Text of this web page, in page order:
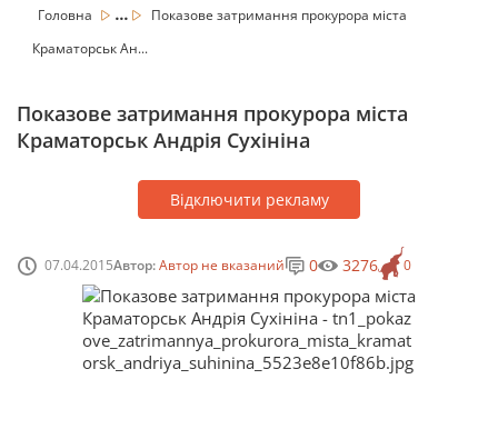
Головна ...
Показове затримання прокурора міста
Краматорськ Ан...
Показове затримання прокурора міста
Краматорськ Андрія Сухініна
Відключити рекламу
07.04.2015Автор:Автор не вказаний 0
0 3276